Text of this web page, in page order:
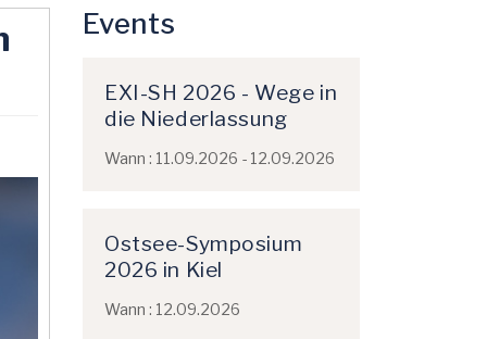
Events
EXI-SH 2026 - Wege in
die Niederlassung
Wann : 11.09.2026 - 12.09.2026
Ostsee-Symposium
2026 in Kiel
Wann : 12.09.2026